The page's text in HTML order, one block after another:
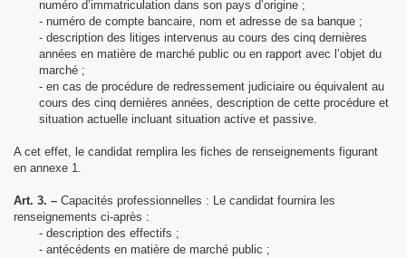
numéro d’immatriculation dans son pays d’origine ;
- numéro de compte bancaire, nom et adresse de sa banque ;
- description des litiges intervenus au cours des cinq dernières
années en matière de marché public ou en rapport avec l’objet du
marché ;
- en cas de procédure de redressement judiciaire ou équivalent au
cours des cinq dernières années, description de cette procédure et
situation actuelle incluant situation active et passive.
A cet effet, le candidat remplira les fiches de renseignements figurant
en annexe 1.
Art. 3. – Capacités professionnelles : Le candidat fournira les
renseignements ci-après :
- description des effectifs ;
- antécédents en matière de marché public ;